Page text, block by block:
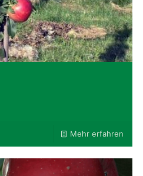
Mehr erfahren